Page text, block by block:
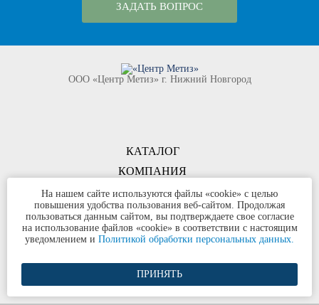
ЗАДАТЬ ВОПРОС
КОМПАНИЯ
ООО «Центр Метиз» г. Нижний Новгород
КАТАЛОГ
КОНТАКТЫ
©ООО «Центр Метиз» 2000-2026
Все права защищены
Политика конфиденциальности
Разработка сайта и продвижение
На нашем сайте используются файлы «cookie» с целью
повышения удобства пользования веб-сайтом. Продолжая
пользоваться данным сайтом, вы подтверждаете свое согласие
на использование файлов «cookie» в соответствии с настоящим
уведомлением и Политикой обработки персональных данных.
ПРИНЯТЬ